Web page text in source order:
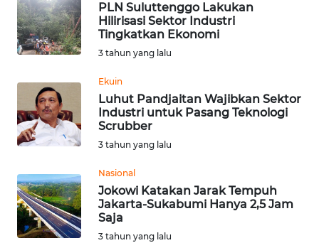
PLN Suluttenggo Lakukan
Hilirisasi Sektor Industri
Tingkatkan Ekonomi
3 tahun yang lalu
Ekuin
Luhut Pandjaitan Wajibkan Sektor
Industri untuk Pasang Teknologi
Scrubber
3 tahun yang lalu
Nasional
Jokowi Katakan Jarak Tempuh
Jakarta-Sukabumi Hanya 2,5 Jam
Saja
3 tahun yang lalu
WN
JOGJA
WN
BALI
KALBAR
WN
KALTENG